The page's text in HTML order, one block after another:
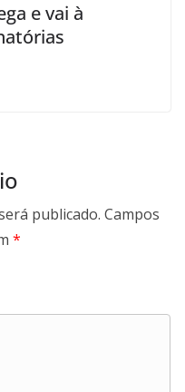
e vai à
publicado. Campos
*